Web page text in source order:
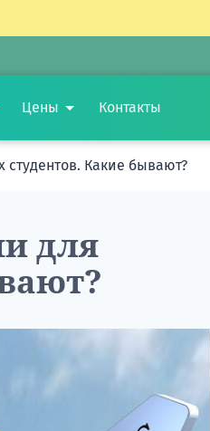
Цены Контакты
Какие бывают?
для